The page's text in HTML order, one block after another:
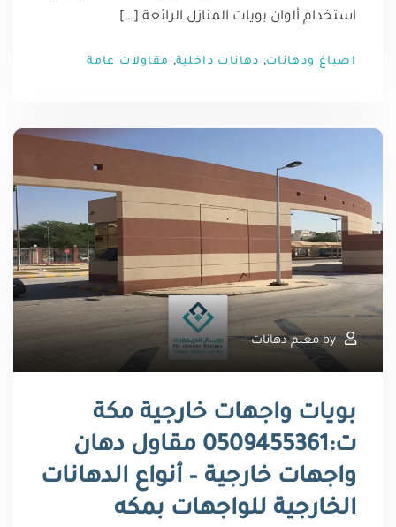
استخدام ألوان بويات المنازل الرائعة […]
اصباغ ودهانات, دهانات داخلية, مقاولات عامة
by معلم دهانات
بويات واجهات خارجية مكة
ت:0509455361 مقاول دهان
واجهات خارجية – أنواع الدهانات
الخارجية للواجهات بمكه